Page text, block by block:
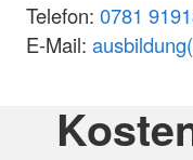
Telefon: 0781
E-Mail: